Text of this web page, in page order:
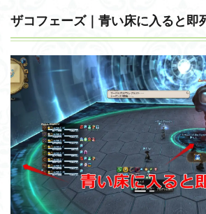
ザコフェーズ｜青い床に入ると即